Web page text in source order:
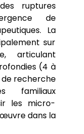
ruptures
de
La
sur
articulant
(4 à
recherche
familiaux
les micro-
dans la